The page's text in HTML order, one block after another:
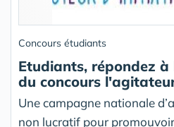
Concours étudiants
Etudiants, répondez à
du concours
Une campagne nationale
non lucratif pour